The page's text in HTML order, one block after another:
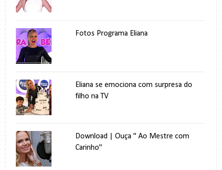
Fotos Programa Eliana
Eliana se emociona com surpresa do
filho na TV
Download | Ouça " Ao Mestre com
Carinho"